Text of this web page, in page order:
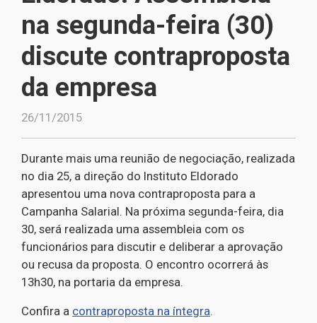
na segunda-feira (30)
discute contraproposta
da empresa
26/11/2015
Durante mais uma reunião de negociação, realizada
no dia 25, a direção do Instituto Eldorado
apresentou uma nova contraproposta para a
Campanha Salarial. Na próxima segunda-feira, dia
30, será realizada uma assembleia com os
funcionários para discutir e deliberar a aprovação
ou recusa da proposta. O encontro ocorrerá às
13h30, na portaria da empresa.
Confira a contraproposta na íntegra.